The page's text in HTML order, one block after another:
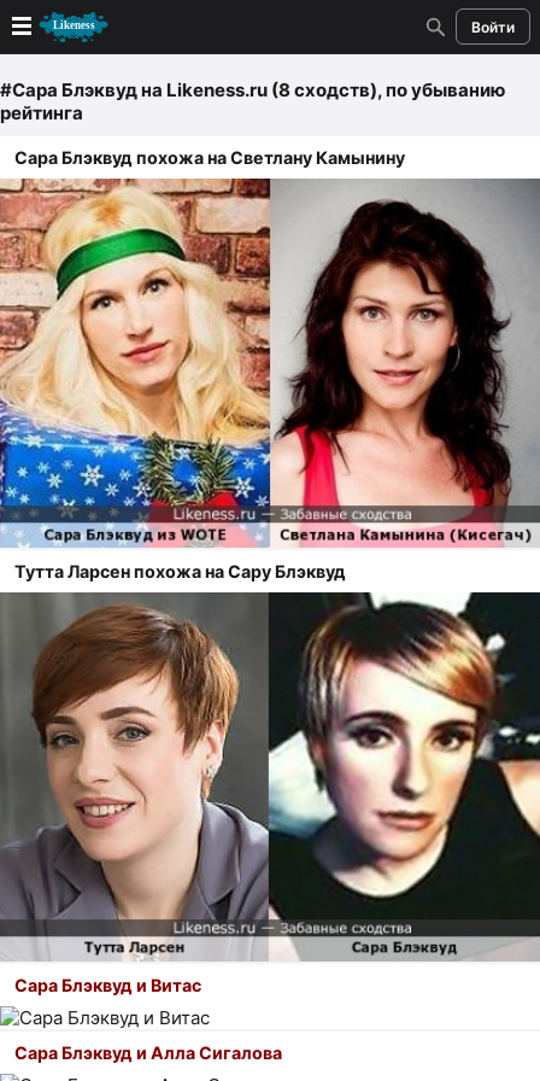
Войти
Новые
Лучшие
Голосование
Кандидаты
Случайное сходство 👍
Создать сходство
Для публикации необходима авторизация
Поиск
#Сара Блэквудна Likeness.ru (8 сходств), по убыванию
рейтинга
Сара Блэквуд похожа на Светлану Камынину
Тутта Ларсен похожа на Сару Блэквуд
Сара Блэквуд и Витас
Сара Блэквуд и Алла Сигалова